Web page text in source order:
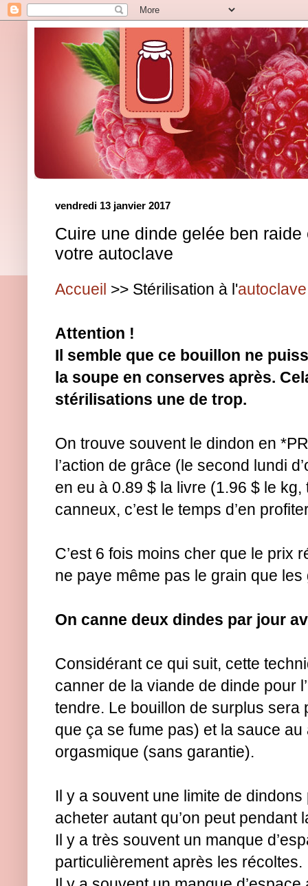
vendredi 13 janvier 2017
Cuire une dinde gelée ben
votre autoclave
Accueil >> Stérilisation à l'autoclave
Attention !
Il semble que ce bouillon ne
la soupe en conserves après.
stérilisations une de trop.
On trouve souvent le dindon en
l’action de grâce (le second lundi
en eu à 0.89 $ la livre (1.96 $ le
canneux, c’est le temps d’en
C’est 6 fois moins cher que le prix
ne paye même pas le grain que
On canne deux dindes par jour
Considérant ce qui suit, cette
canner de la viande de dinde pour
tendre. Le bouillon de surplus sera
que ça se fume pas) et la sauce
orgasmique (sans garantie).
Il y a souvent une limite de
acheter autant qu’on peut pendant
Il y a très souvent un manque
particulièrement après les récoltes.